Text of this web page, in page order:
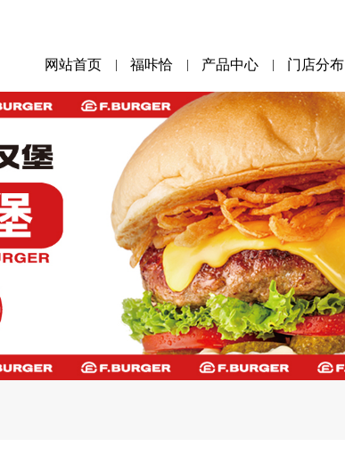
网站首页 福咔恰 产品中心 门店分布